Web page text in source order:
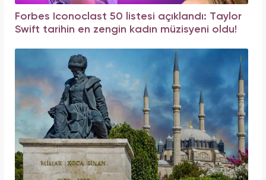
Forbes Iconoclast 50 listesi açıklandı: Taylor
Swift tarihin en zengin kadın müzisyeni oldu!